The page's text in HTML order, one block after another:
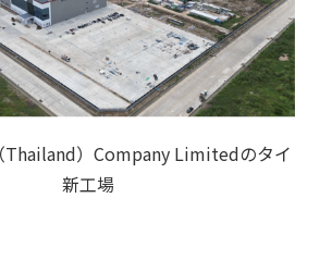
Thailand）Company Limitedのタイ
新工場